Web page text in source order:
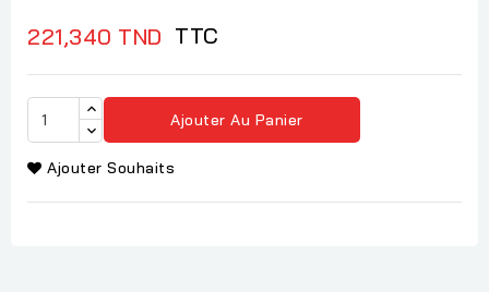
221,340 TND TTC
Ajouter Au Panier
Ajouter Souhaits